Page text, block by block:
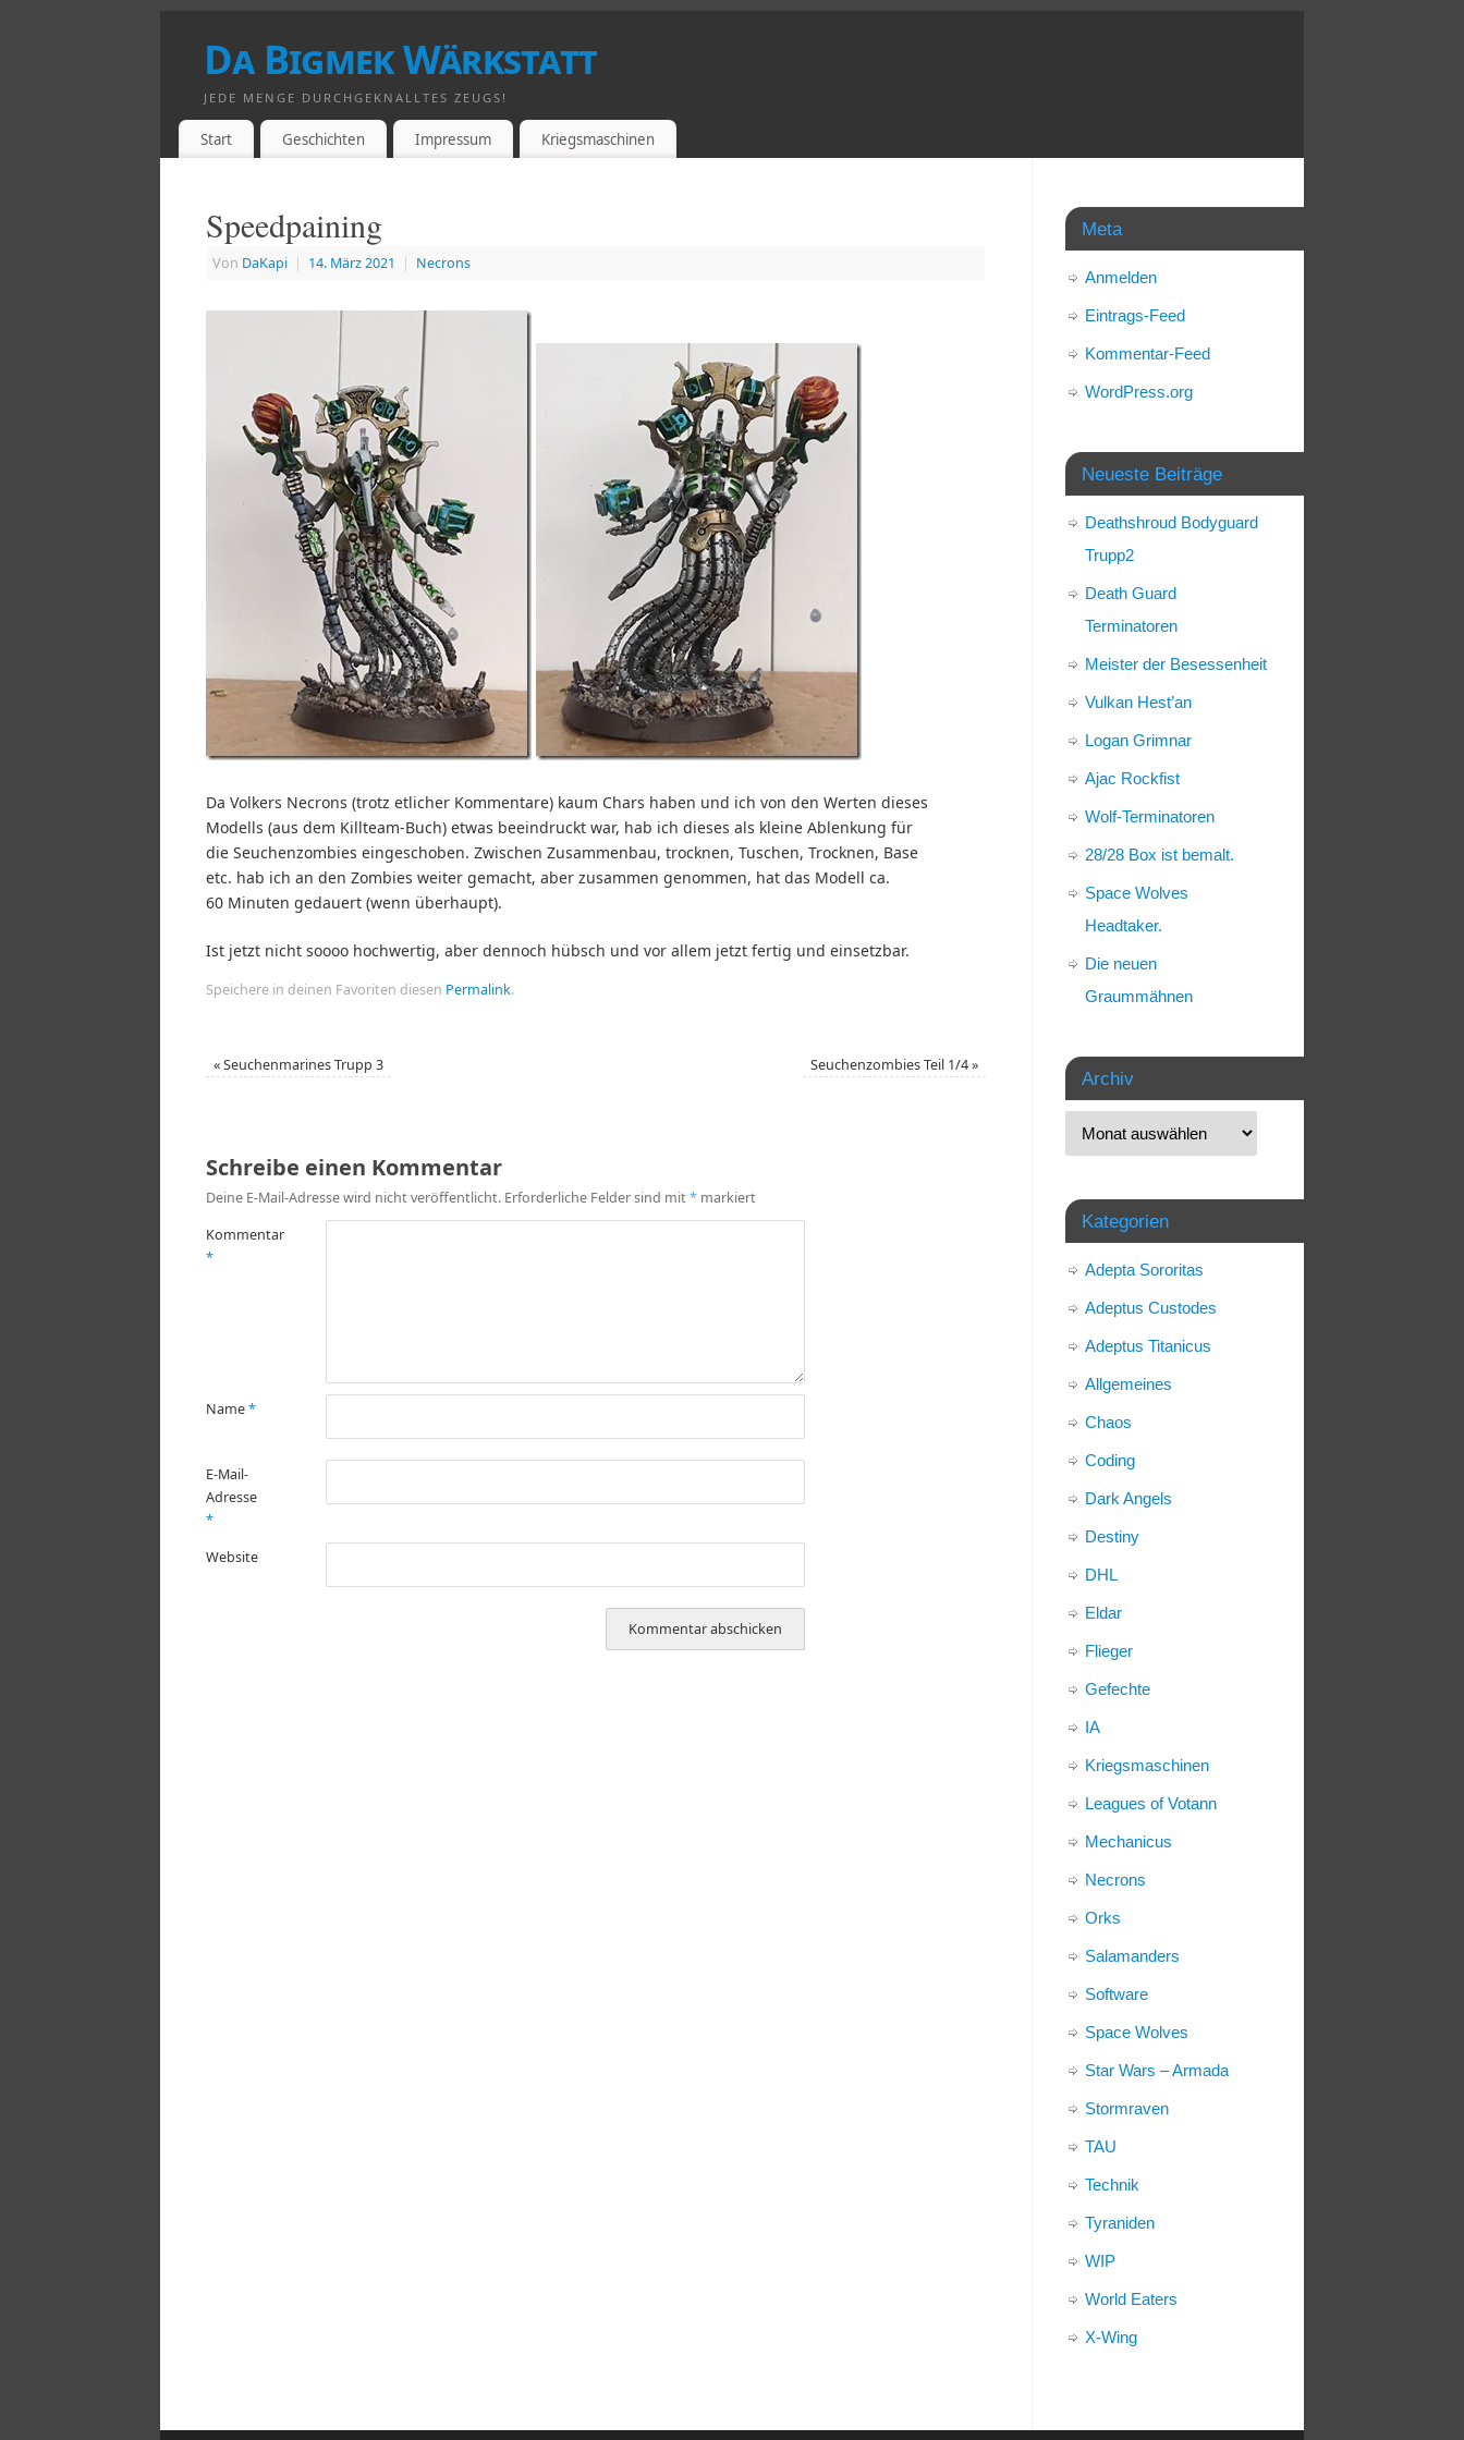
Da Bigmek Wärkstatt
JEDE MENGE DURCHGEKNALLTES ZEUGS!
Start Geschichten Impressum Kriegsmaschinen
Speedpaining
Von DaKapi | 14. März 2021 | Necrons
Da Volkers Necrons (trotz etlicher Kommentare) kaum Chars haben und ich von den Werten dieses
Modells (aus dem Killteam-Buch) etwas beeindruckt war, hab ich dieses als kleine Ablenkung für
die Seuchenzombies eingeschoben. Zwischen Zusammenbau, trocknen, Tuschen, Trocknen, Base
etc. hab ich an den Zombies weiter gemacht, aber zusammen genommen, hat das Modell ca.
60 Minuten gedauert (wenn überhaupt).
Ist jetzt nicht soooo hochwertig, aber dennoch hübsch und vor allem jetzt fertig und einsetzbar.
Speichere in deinen Favoriten diesen Permalink.
«Seuchenmarines Trupp 3 Seuchenzombies Teil 1/4»
Schreibe einen Kommentar
Deine E-Mail-Adresse wird nicht veröffentlicht. Erforderliche Felder sind mit* markiert
Kommentar
*
Name*
E-Mail-
Adresse
*
Website
Meta
Anmelden
Eintrags-Feed
Kommentar-Feed
WordPress.org
Neueste Beiträge
Deathshroud Bodyguard
Trupp2
Death Guard
Terminatoren
Meister der Besessenheit
Vulkan Hest’an
Logan Grimnar
Ajac Rockfist
Wolf-Terminatoren
28/28 Box ist bemalt.
Space Wolves
Headtaker.
Die neuen
Graummähnen
Archiv
Kategorien
Adepta Sororitas
Adeptus Custodes
Adeptus Titanicus
Allgemeines
Chaos
Coding
Dark Angels
Destiny
DHL
Eldar
Flieger
Gefechte
IA
Kriegsmaschinen
Leagues of Votann
Mechanicus
Necrons
Orks
Salamanders
Software
Space Wolves
Star Wars – Armada
Stormraven
TAU
Technik
Tyraniden
WIP
World Eaters
X-Wing